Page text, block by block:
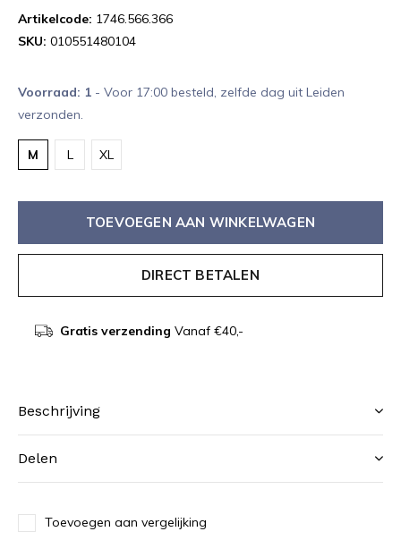
Artikelcode: 1746.566.366
SKU: 010551480104
Voorraad: 1 - Voor 17:00 besteld, zelfde dag uit Leiden
verzonden.
M L XL
TOEVOEGEN AAN WINKELWAGEN
DIRECT BETALEN
Gratis verzending Vanaf €40,-
Beschrijving
Delen
Toevoegen aan vergelijking